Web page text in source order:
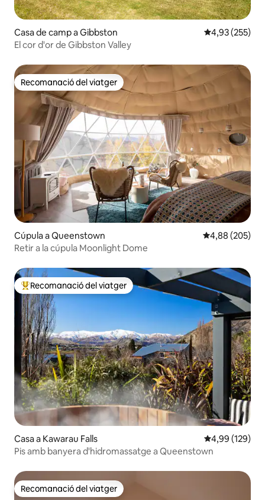
Casa de camp a Gibbston 4,93 de
4,93 (255)
El cor d'or de Gibbston Valley
Recomanació del viatger
Recomanació del viatger
Cúpula a Queenstown 4,88 de
4,88 (205)
Retir a la cúpula Moonlight Dome
Principals recomanacions dels viatgers
Recomanació del viatger
Casa a Kawarau Falls 4,99 de
4,99 (129)
Pis amb banyera d'hidromassatge a Queenstown
Recomanació del viatger
Recomanació del viatger